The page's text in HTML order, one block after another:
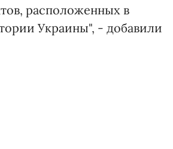
расположенных в
Украины", - добавили